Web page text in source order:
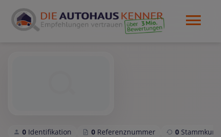
0 Identifikation 0 Referenznummer 0